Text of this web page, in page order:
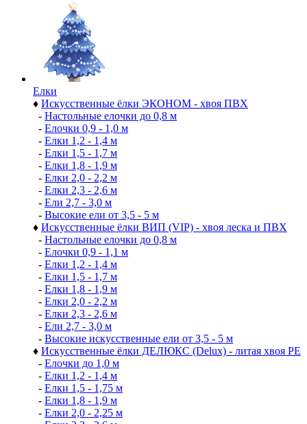
Елки
♦ Искусственные ёлки ЭКОНОМ - хвоя ПВХ
- Настольные елочки до 0,8 м
- Елочки 0,9 - 1,0 м
- Елки 1,2 - 1,4 м
- Елки 1,5 - 1,7 м
- Елки 1,8 - 1,9 м
- Елки 2,0 - 2,2 м
- Елки 2,3 - 2,6 м
- Ели 2,7 - 3,0 м
- Высокие ели от 3,5 - 5 м
♦ Искусственные ёлки ВИП (VIP) - хвоя леска и ПВХ
- Настольные елочки до 0,8 м
- Елочки 0,9 - 1,1 м
- Елки 1,2 - 1,4 м
- Елки 1,5 - 1,7 м
- Елки 1,8 - 1,9 м
- Елки 2,0 - 2,2 м
- Елки 2,3 - 2,6 м
- Ели 2,7 - 3,0 м
- Высокие искусственные ели от 3,5 - 5 м
♦ Искусственные ёлки ДЕЛЮКС (Delux) - литая хвоя РЕ
- Елочки до 1,0 м
- Елки 1,2 - 1,4 м
- Елки 1,5 - 1,75 м
- Елки 1,8 - 1,9 м
- Елки 2,0 - 2,25 м